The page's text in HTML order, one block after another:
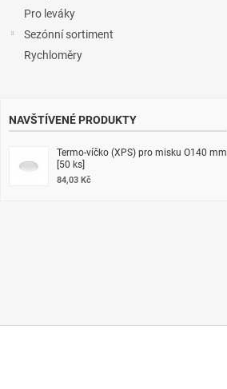
Pro leváky
Sezónní sortiment
Rychloměry
NAVŠTÍVENÉ PRODUKTY
Termo-víčko (XPS) pro misku O140 mm
[50 ks]
84,03 Kč